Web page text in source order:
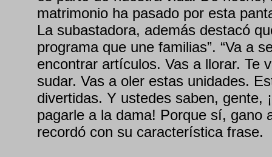
matrimonio ha pasado por esta
La subastadora, además destacó
programa que une familias”. “Va a
encontrar artículos. Vas a llorar. Te
sudar. Vas a oler estas unidades.
divertidas. Y ustedes saben, gente,
pagarle a la dama! Porque sí, gano
recordó con su característica frase.